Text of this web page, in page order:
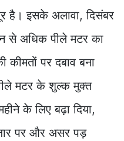
है। इसके अलावा, दिसंबर
अधिक पीले मटर का
पर दबाव बना
मटर के शुल्क मुक्त
के लिए बढ़ा दिया,
पर और असर पड़